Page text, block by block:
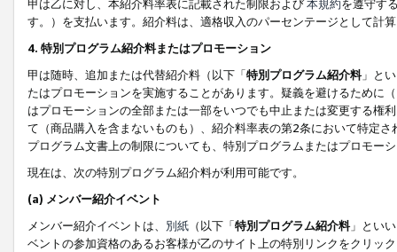
甲は乙に対し、本紹介料率表に記載された制限および本規約を遵守す
す。）を支払います。紹介料は、適格収入のパーセンテージとして計
4. 特別プログラム紹介料またはプロモーション
甲は随時、追加または代替紹介料（以下「特別プログラム紹介料」と
たはプロモーションを実施することがあります。疑義を避けるために
はプロモーションの全部または一部をいつでも中止または変更する権
て（商品購入を含まないものも）、紹介料率表の第2条において特定
プログラム文書上の制限についても、特別プログラムまたはプロモー
現在は、次の特別プログラム紹介料が利用可能です。
(a) メンバー紹介イベント
メンバー紹介イベントは、 別紙 （以下「特別プログラム紹介料」とい
ベントの参加資格のあるお客様が乙のサイト上の特別リンクをクリッ